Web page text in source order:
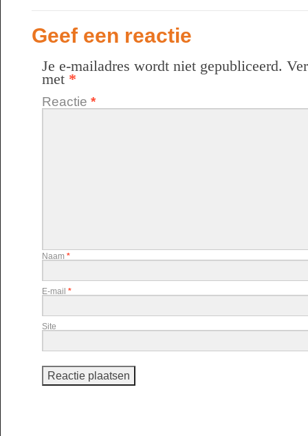
Geef een reactie
Je e-mailadres wordt niet gepubliceerd.
met *
Reactie *
Naam *
E-mail *
Site